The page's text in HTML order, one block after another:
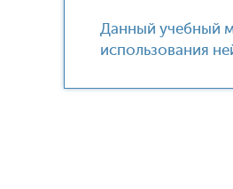
Данный учебный
использования